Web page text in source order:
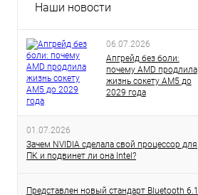
Наши новости
06.07.2026
Апгрейд без боли:
почему AMD продлила
жизнь сокету AM5 до
2029 года
01.07.2026
Зачем NVIDIA сделала свой процессор для
ПК и подвинет ли она Intel?
Представлен новый стандарт Bluetooth 6.1